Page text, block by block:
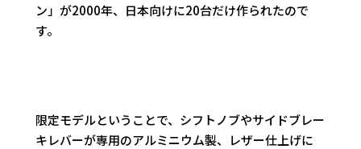
ン」が2000年、日本向けに20台だけ作られたので
す。
限定モデルということで、シフトノブやサイドブレー
キレバーが専用のアルミニウム製、レザー仕上げに